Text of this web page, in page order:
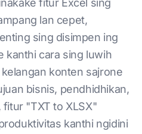
fitur Excel sing
lan cepet,
sing disimpen ing
kanthi cara sing luwih
konten sajrone
bisnis, pendhidhikan,
"TXT to XLSX"
kanthi ngidini